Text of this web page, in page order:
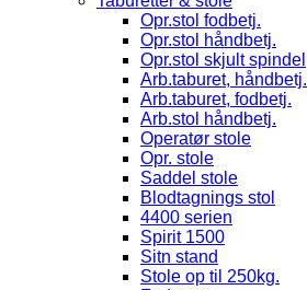
Opr.stol fodbetj.
Opr.stol håndbetj.
Opr.stol skjult spindel
Arb.taburet, håndbetj.
Arb.taburet, fodbetj.
Arb.stol håndbetj.
Operatør stole
Opr. stole
Saddel stole
Blodtagnings stol
4400 serien
Spirit 1500
Sitn stand
Stole op til 250kg.